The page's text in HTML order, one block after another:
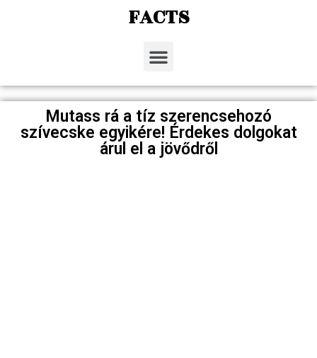
FACTS
Mutass rá a tíz szerencsehozó
szívecske egyikére! Érdekes dolgokat
árul el a jövődről